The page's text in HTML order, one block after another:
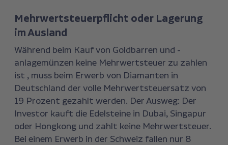
Mehrwertsteuerpflicht oder Lagerung
im Ausland
Während beim Kauf von Goldbarren und -
anlagemünzen keine Mehrwertsteuer zu zahlen
ist , muss beim Erwerb von Diamanten in
Deutschland der volle Mehrwertsteuersatz von
19 Prozent gezahlt werden. Der Ausweg: Der
Investor kauft die Edelsteine in Dubai, Singapur
oder Hongkong und zahlt keine Mehrwertsteuer.
Bei einem Erwerb in der Schweiz fallen nur 8